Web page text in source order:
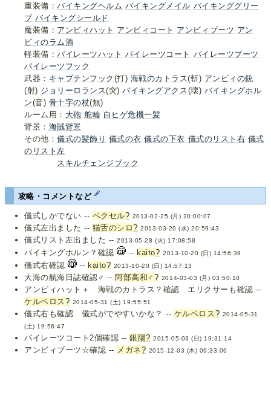
重装備：バイキングヘルム バイキングメイル バイキンググリー
ブ バイキングシールド
魔装備： アンビィハット アンビィコート アンビィブーツ アン
ビィのラム酒
軽装備：パイレーツハット パイレーツコート パイレーツブーツ
パイレーツフック
武器： キャプテンフック (打) 海戦のカトラス(斬) アンビィの銃
(射) ジョリーロランス(突)バイキングアクス (壊) バイキングホル
ン(音) 骨十字の杖(無)
ルーム用： 大砲 舵輪 白ヒゲ危機一髪
背景： 海賊背景
その他：儀式の髪飾り 儀式の衣 儀式の下衣 儀式のリスト右 儀式
のリスト左
スキルチェンジブック
攻略・コメントなど
儀式しかでない -- ベクセル? 2013-02-25 (月) 20:00:07
儀式左出ました -- 猫舌のシロ? 2013-03-20 (水) 20:59:43
儀式リスト左出ました --2013-05-28 (火) 17:08:58
バイキングホルン？確認 -- kaito? 2013-10-20 (日) 14:56:39
儀式右確認 -- kaito? 2013-10-20 (日) 14:57:13
大海の航海日誌確認♂ -- 阿部高和♂ ? 2014-03-03 (月) 03:50:10
アンビィハット＋ 海戦のカトラス？確認 エリクサーも確認 --
ケルベロス? 2014-05-31 (土) 19:55:51
儀式右も確認 儀式がでやすいかな？ -- ケルベロス? 2014-05-31
(土) 19:56:47
パイレーツコート2個確認 --銀陽? 2015-05-03 (日) 19:31:14
アンビィブーツ☆確認 -- メガネ? 2015-12-03 (木) 09:33:06